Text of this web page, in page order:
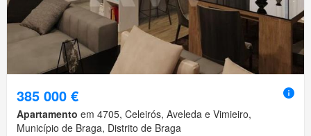
385 000 €
Apartamento em 4705, Celeirós, Aveleda e Vimieiro,
Município de Braga, Distrito de Braga